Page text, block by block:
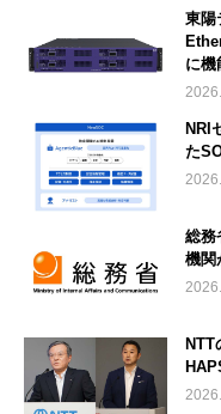
東陽
に機
NRI
た
総務
機関